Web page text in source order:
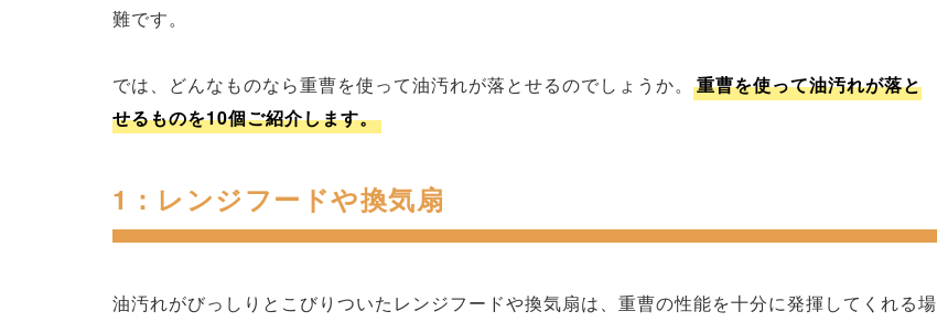
難です。
では、どんなものなら重曹を使って油汚れが落とせるのでしょうか。
重曹を使って油汚れが落と
せるものを10個ご紹介します。
1：レンジフードや換気扇
油汚れがびっしりとこびりついたレンジフードや換気扇は、重曹の性能を十分に発揮してくれる場